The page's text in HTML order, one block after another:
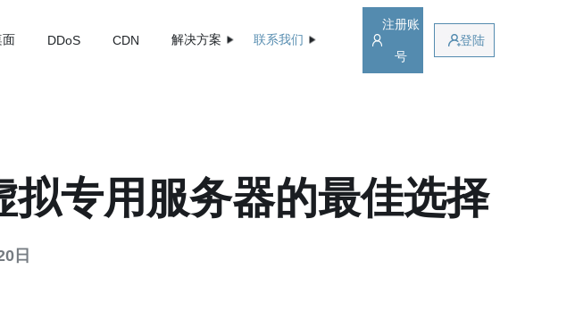
面 DDoS CDN 解决方案 联系我们
注册账
号
登陆
专用服务器的最佳选择
日